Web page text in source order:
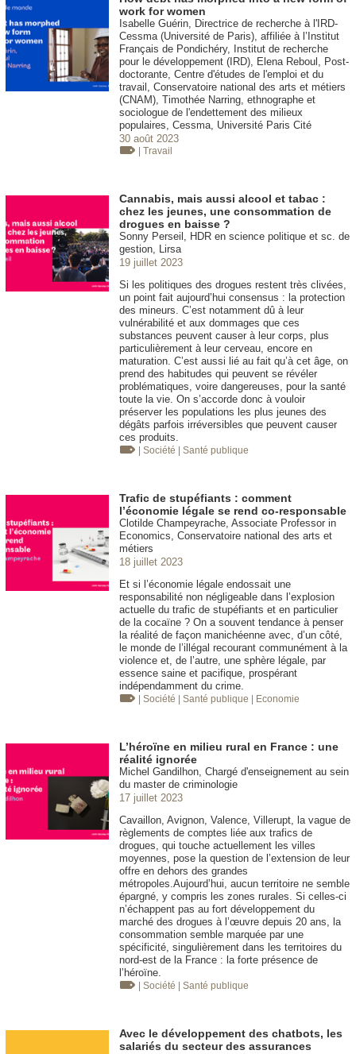
work for women
Isabelle Guérin, Directrice de recherche à l'IRD-
Cessma (Université de Paris), affiliée à l’Institut
Français de Pondichéry, Institut de recherche
pour le développement (IRD), Elena Reboul, Post-
doctorante, Centre d'études de l'emploi et du
travail, Conservatoire national des arts et métiers
(CNAM), Timothée Narring, ethnographe et
sociologue de l'endettement des milieux
populaires, Cessma, Université Paris Cité
30 août 2023
| Travail
Cannabis, mais aussi alcool et tabac :
chez les jeunes, une consommation de
drogues en baisse ?
Sonny Perseil, HDR en science politique et sc. de
gestion, Lirsa
19 juillet 2023
Si les politiques des drogues restent très clivées,
un point fait aujourd’hui consensus : la protection
des mineurs. C’est notamment dû à leur
vulnérabilité et aux dommages que ces
substances peuvent causer à leur corps, plus
particulièrement à leur cerveau, encore en
maturation. C’est aussi lié au fait qu’à cet âge, on
prend des habitudes qui peuvent se révéler
problématiques, voire dangereuses, pour la santé
toute la vie. On s’accorde donc à vouloir
préserver les populations les plus jeunes des
dégâts parfois irréversibles que peuvent causer
ces produits.
| Société | Santé publique
Trafic de stupéfiants : comment
l’économie légale se rend co-responsable
Clotilde Champeyrache, Associate Professor in
Economics, Conservatoire national des arts et
métiers
18 juillet 2023
Et si l’économie légale endossait une
responsabilité non négligeable dans l’explosion
actuelle du trafic de stupéfiants et en particulier
de la cocaïne ? On a souvent tendance à penser
la réalité de façon manichéenne avec, d’un côté,
le monde de l’illégal recourant communément à la
violence et, de l’autre, une sphère légale, par
essence saine et pacifique, prospérant
indépendamment du crime.
| Société | Santé publique | Economie
L’héroïne en milieu rural en France : une
réalité ignorée
Michel Gandilhon, Chargé d'enseignement au sein
du master de criminologie
17 juillet 2023
Cavaillon, Avignon, Valence, Villerupt, la vague de
règlements de comptes liée aux trafics de
drogues, qui touche actuellement les villes
moyennes, pose la question de l’extension de leur
offre en dehors des grandes
métropoles.Aujourd’hui, aucun territoire ne semble
épargné, y compris les zones rurales. Si celles-ci
n’échappent pas au fort développement du
marché des drogues à l’œuvre depuis 20 ans, la
consommation semble marquée par une
spécificité, singulièrement dans les territoires du
nord-est de la France : la forte présence de
l’héroïne.
| Société | Santé publique
Avec le développement des chatbots, les
salariés du secteur des assurances